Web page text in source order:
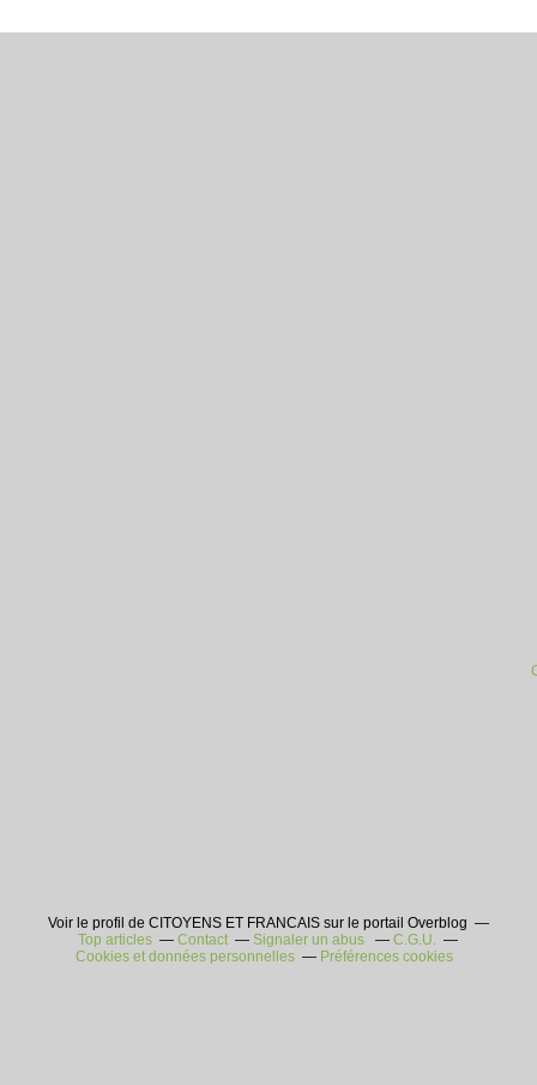
Voir le profil de CITOYENS ET FRANCAIS sur le portail Overblog
Top articles
Contact Signaler un abus
C.G.U.
Cookies et données personnelles
Préférences cookies